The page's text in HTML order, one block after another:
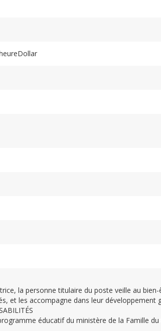
la personne titulaire du poste veille au
et les accompagne dans leur développement
éducatif du ministère de la Famille du